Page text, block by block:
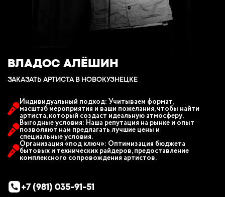
ВЛАДОС АЛЁШИН
ЗАКАЗАТЬ АРТИСТА В НОВОКУЗНЕЦКЕ
Индивидуальный подход: Учитываем формат,
масштаб мероприятия и ваши пожелания, чтобы найти
артиста, который создаст идеальную атмосферу.
Выгодные условия: Наша репутация на рынке и опыт
позволяют нам предлагать лучшие цены и
специальные условия.
Организация «под ключ»: Оптимизация бюджета
бытовых и технических райдеров, предоставление
комплексного сопровождения артистов.
+7 (981) 035-91-51